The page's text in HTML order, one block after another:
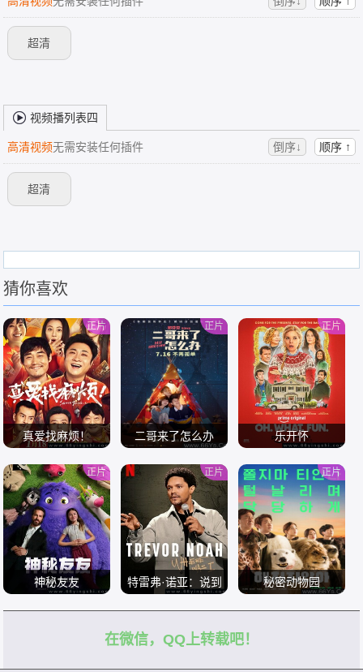
超清
视频播列表四
高清视频无需安装任何插件 倒序↓ 顺序 ↑
超清
猜你喜欢
真爱找麻烦！
/
正片
二哥来了怎么办
正片
乐开怀
/
正片
神秘友友
正片
特雷弗·诺亚：说到
正片
秘密动物园
正片
在微信，QQ上转载吧！